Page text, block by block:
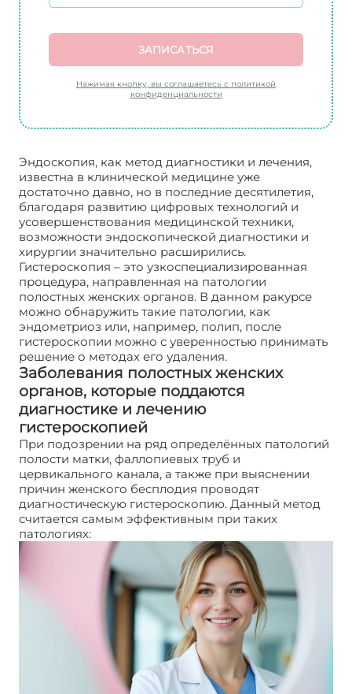
ЗАПИСАТЬСЯ
Нажимая кнопку, вы соглашаетесь с политикой
конфиденциальности
Эндоскопия, как метод диагностики и лечения,
известна в клинической медицине уже
достаточно давно, но в последние десятилетия,
благодаря развитию цифровых технологий и
усовершенствования медицинской техники,
возможности эндоскопической диагностики и
хирургии значительно расширились.
Гистероскопия – это узкоспециализированная
процедура, направленная на патологии
полостных женских органов. В данном ракурсе
можно обнаружить такие патологии, как
эндометриоз или, например, полип, после
гистероскопии можно с уверенностью принимать
решение о методах его удаления.
Заболевания полостных женских
органов, которые поддаются
диагностике и лечению
гистероскопией
При подозрении на ряд определённых патологий
полости матки, фаллопиевых труб и
цервикального канала, а также при выяснении
причин женского бесплодия проводят
диагностическую гистероскопию. Данный метод
считается самым эффективным при таких
патологиях: